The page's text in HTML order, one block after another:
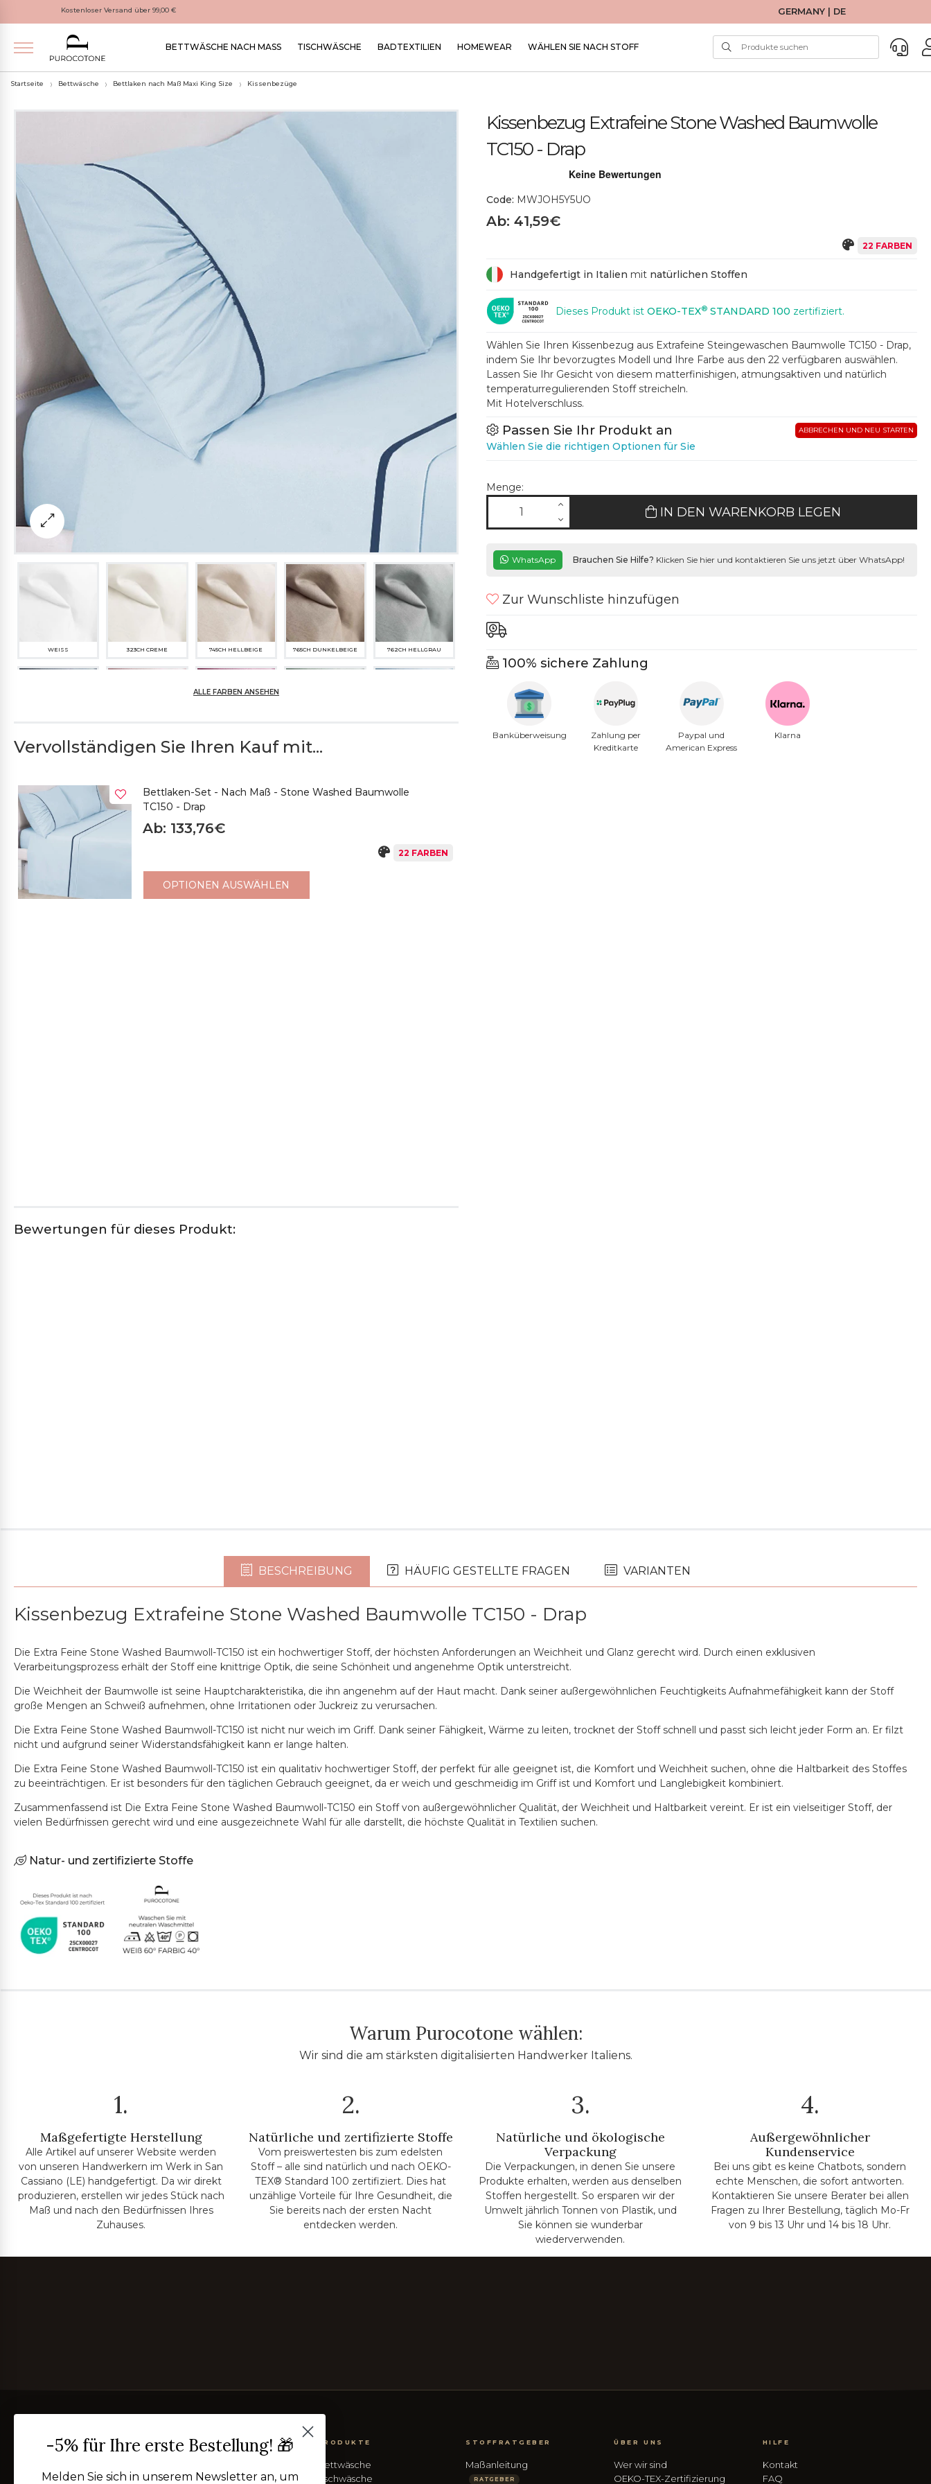
Kostenloser Versand über 99,00 € GERMANY | DE
BETTWÄSCHE NACH MASS TISCHWÄSCHE BADTEXTILIEN HOMEWEAR WÄHLEN SIE NACH STOFF
Startseite Bettwäsche Bettlaken nach Maß Maxi King Size Kissenbezüge
WEISS 323CH CREME 745CH HELLBEIGE 765CH DUNKELBEIGE 762CH HELLGRAU
761ME MITTELGRAU 737CH ZARTROSA 754SC PFLAUME HELL 742CH HELLGRÜN
770SC HIMMELBLAU
ALLE FARBEN ANSEHEN
Vervollständigen Sie Ihren Kauf mit...
Bettlaken-Set - Nach Maß - Stone Washed Baumwolle
TC150 - Drap
Ab: 133,76€
22 FARBEN
OPTIONEN AUSWÄHLEN
Bewertungen für dieses Produkt:
Kissenbezug Extrafeine Stone Washed Baumwolle
TC150 - Drap
Code: MWJOH5Y5UO
Ab: 41,59€
22 FARBEN
Handgefertigt in Italien mit natürlichen Stoffen
Dieses Produkt ist OEKO-TEX® STANDARD 100 zertifiziert.
Wählen Sie Ihren Kissenbezug aus Extrafeine Steingewaschen Baumwolle TC150 - Drap,
indem Sie Ihr bevorzugtes Modell und Ihre Farbe aus den 22 verfügbaren auswählen.
Lassen Sie Ihr Gesicht von diesem matterfinishigen, atmungsaktiven und natürlich
temperaturregulierenden Stoff streicheln.
Mit Hotelverschluss.
Passen Sie Ihr Produkt an
Wählen Sie die richtigen Optionen für Sie
ABBRECHEN UND NEU STARTEN
Menge:
IN DEN WARENKORB LEGEN
WhatsApp Brauchen Sie Hilfe? Klicken Sie hier und kontaktieren Sie uns jetzt über WhatsApp!
Zur Wunschliste hinzufügen
100% sichere Zahlung
Banküberweisung
Zahlung per
Kreditkarte
Paypal und
American Express
Klarna
BESCHREIBUNG HÄUFIG GESTELLTE FRAGEN VARIANTEN
Kissenbezug Extrafeine Stone Washed Baumwolle TC150 - Drap
Die Extra Feine Stone Washed Baumwoll-TC150 ist ein hochwertiger Stoff, der höchsten Anforderungen an Weichheit und Glanz gerecht wird. Durch einen exklusiven
Verarbeitungsprozess erhält der Stoff eine knittrige Optik, die seine Schönheit und angenehme Optik unterstreicht.
Die Weichheit der Baumwolle ist seine Hauptcharakteristika, die ihn angenehm auf der Haut macht. Dank seiner außergewöhnlichen Feuchtigkeits Aufnahmefähigkeit kann der Stoff
große Mengen an Schweiß aufnehmen, ohne Irritationen oder Juckreiz zu verursachen.
Die Extra Feine Stone Washed Baumwoll-TC150 ist nicht nur weich im Griff. Dank seiner Fähigkeit, Wärme zu leiten, trocknet der Stoff schnell und passt sich leicht jeder Form an. Er filzt
nicht und aufgrund seiner Widerstandsfähigkeit kann er lange halten.
Die Extra Feine Stone Washed Baumwoll-TC150 ist ein qualitativ hochwertiger Stoff, der perfekt für alle geeignet ist, die Komfort und Weichheit suchen, ohne die Haltbarkeit des Stoffes
zu beeinträchtigen. Er ist besonders für den täglichen Gebrauch geeignet, da er weich und geschmeidig im Griff ist und Komfort und Langlebigkeit kombiniert.
Zusammenfassend ist Die Extra Feine Stone Washed Baumwoll-TC150 ein Stoff von außergewöhnlicher Qualität, der Weichheit und Haltbarkeit vereint. Er ist ein vielseitiger Stoff, der
vielen Bedürfnissen gerecht wird und eine ausgezeichnete Wahl für alle darstellt, die höchste Qualität in Textilien suchen.
Natur- und zertifizierte Stoffe
Warum Purocotone wählen:
Wir sind die am stärksten digitalisierten Handwerker Italiens.
1.
Maßgefertigte Herstellung
Alle Artikel auf unserer Website werden
von unseren Handwerkern im Werk in San
Cassiano (LE) handgefertigt. Da wir direkt
produzieren, erstellen wir jedes Stück nach
Maß und nach den Bedürfnissen Ihres
Zuhauses.
2.
Natürliche und zertifizierte Stoffe
Vom preiswertesten bis zum edelsten
Stoff – alle sind natürlich und nach OEKO-
TEX® Standard 100 zertifiziert. Dies hat
unzählige Vorteile für Ihre Gesundheit, die
Sie bereits nach der ersten Nacht
entdecken werden.
3.
Natürliche und ökologische
Verpackung
Die Verpackungen, in denen Sie unsere
Produkte erhalten, werden aus denselben
Stoffen hergestellt. So ersparen wir der
Umwelt jährlich Tonnen von Plastik, und
Sie können sie wunderbar
wiederverwenden.
4.
Außergewöhnlicher
Kundenservice
Bei uns gibt es keine Chatbots, sondern
echte Menschen, die sofort antworten.
Kontaktieren Sie unsere Berater bei allen
Fragen zu Ihrer Bestellung, täglich Mo-Fr
von 9 bis 13 Uhr und 14 bis 18 Uhr.
PRODUKTE
Bettwäsche
Tischwäsche
STOFFRATGEBER
Maßanleitung
RATGEBER
ÜBER UNS
Wer wir sind
OEKO-TEX-Zertifizierung
HILFE
Kontakt
FAQ
-5% für Ihre erste Bestellung! 🎁
Melden Sie sich in unserem Newsletter an, um